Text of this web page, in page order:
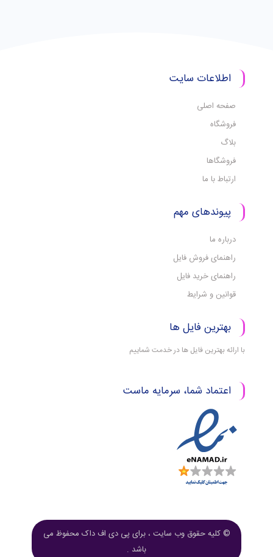
اطلاعات سایت
صفحه اصلی
فروشگاه
بلاگ
فروشگاها
ارتباط با ما
پیوندهای مهم
درباره ما
راهنمای فروش فایل
راهنمای خرید فایل
قوانین و شرایط
بهترین فایل ها
با ارائه بهترین فایل ها در خدمت شماییم
اعتماد شما، سرمایه ماست
© کلیه حقوق وب سایت ، برای پی دی اف داک محفوظ می
باشد .